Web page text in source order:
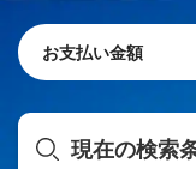
お支払い金額
現在の検索